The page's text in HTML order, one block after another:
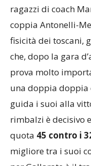
ragazzi di coach
coppia Antonelli-
fisicità dei toscani,
che, dopo la gara
prova molto
una doppia doppia
guida i suoi alla
rimbalzi è decisivo
quota 45 contro i
migliore tra i suoi